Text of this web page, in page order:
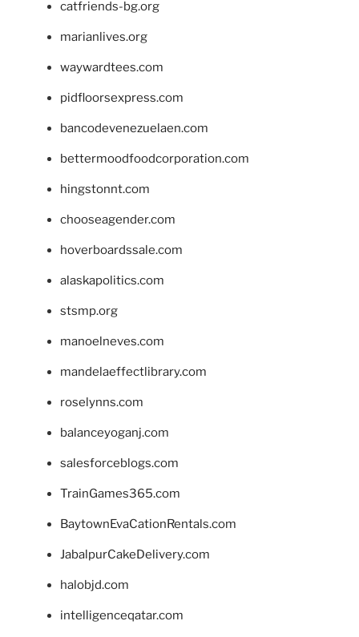
catfriends-bg.org
marianlives.org
waywardtees.com
pidfloorsexpress.com
bancodevenezuelaen.com
bettermoodfoodcorporation.com
hingstonnt.com
chooseagender.com
hoverboardssale.com
alaskapolitics.com
stsmp.org
manoelneves.com
mandelaeffectlibrary.com
roselynns.com
balanceyoganj.com
salesforceblogs.com
TrainGames365.com
BaytownEvaCationRentals.com
JabalpurCakeDelivery.com
halobjd.com
intelligenceqatar.com